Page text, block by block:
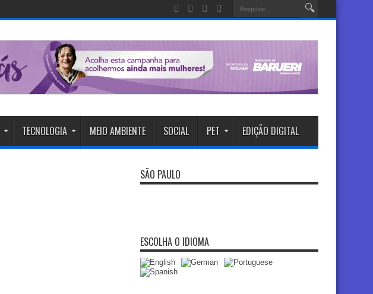
TECNOLOGIA MEIO AMBIENTE SOCIAL PET EDIÇÃO DIGITAL
SÃO PAULO
ESCOLHA O IDIOMA